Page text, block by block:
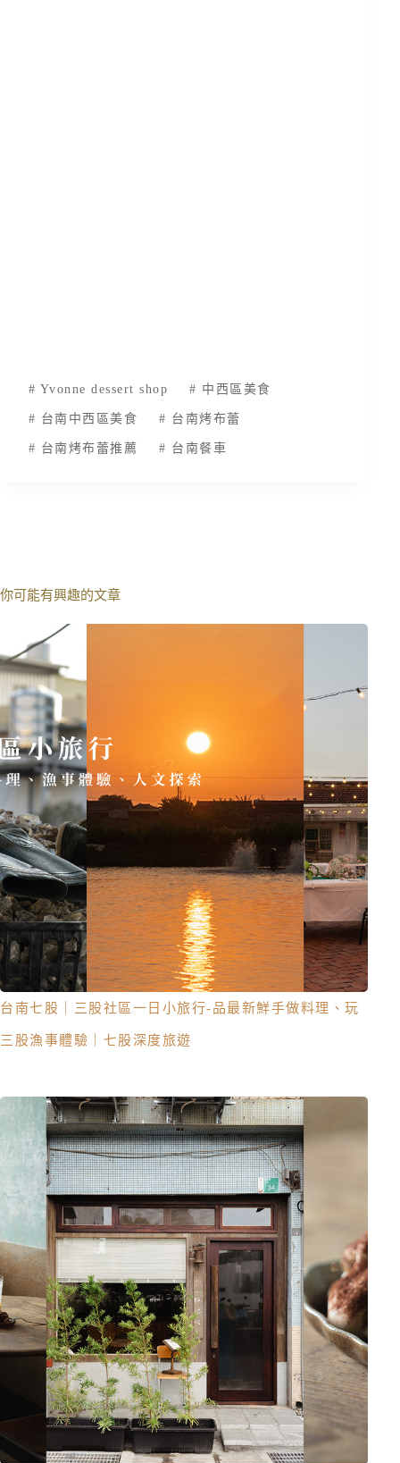
# Yvonne dessert shop # 中西區美食
# 台南中西區美食 # 台南烤布蕾
# 台南烤布蕾推薦 # 台南餐車
你可能有興趣的文章
台南七股｜三股社區一日小旅行-品最新鮮手做料理、玩
三股漁事體驗｜七股深度旅遊